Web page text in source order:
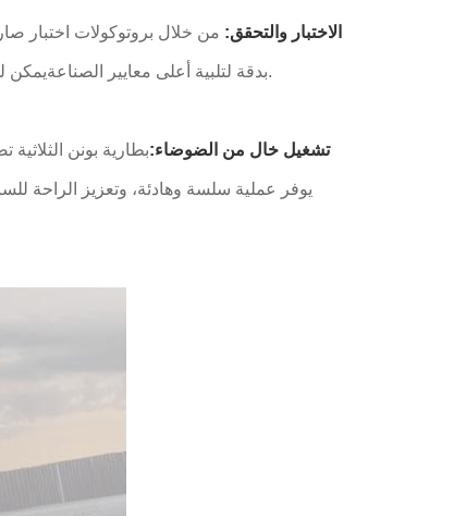
5الاختبار والتحقق: من خلال بروتوكولات اختبار
بدقة لتلبية أعلى معايير الصناعةيمكن للعملاء أن يثقوا في موثوقية ومتانة بطارية بونن، مدعومة باختبارات وتحققات صارمة.
6- تشغيل خال من الضوضاء:بطارية بونن
يوفر عملية سلسة وهادئة، وتعزيز الراحة